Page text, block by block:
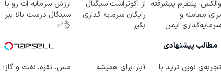
والکس: پلتفرم پیشرفته
برای معامله و
سرمایه‌گذاری ایمن
از اکوتراست سیگنال
رایگان سرمایه گذاری
بگیر
ارزش سرمایه ات رو با
سینگال درست بالا ببر
👌✅
مطالب پیشنهادی
تجربه‌ی نوین ترید با
1بار برای همیشه
مس، نقره، نفت و گاز؛